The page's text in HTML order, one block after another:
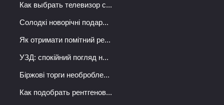
Как выбрать телевизор с...
Солодкі новорічні подар...
Як отримати помітний ре...
УЗД: спокійний погляд н...
Біржові торги необробле...
Как подобрать рентгенов...